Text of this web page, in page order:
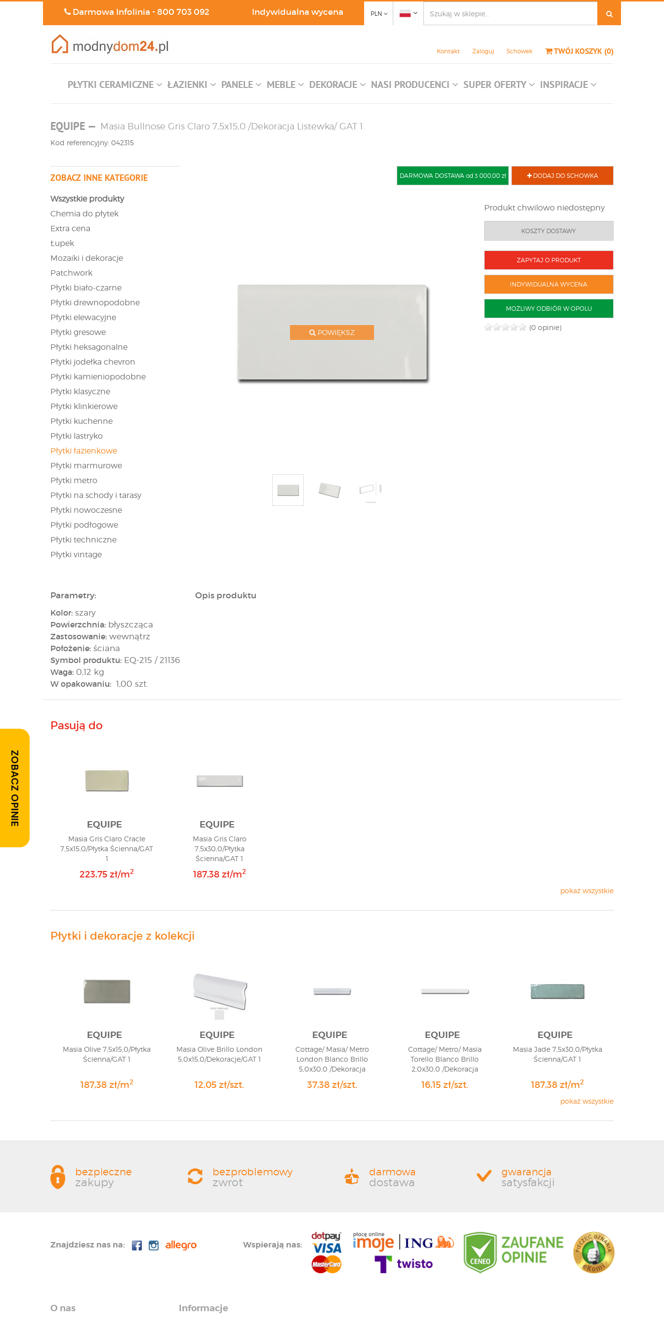
Darmowa Infolinia -800 703 092 Indywidualna wycena PLN
Kontakt Zaloguj Schowek TWÓJ KOSZYK (0)
PŁYTKI CERAMICZNE ŁAZIENKI PANELE MEBLE DEKORACJE NASI PRODUCENCI SUPER OFERTY INSPIRACJE
EQUIPE — Masia Bullnose Gris Claro 7,5x15,0 /Dekoracja Listewka/ GAT 1
Kod referencyjny: 042315
ZOBACZ INNE KATEGORIE
Wszystkie produkty
Chemia do płytek
Extra cena
Łupek
Mozaiki i dekoracje
Patchwork
Płytki biało-czarne
Płytki drewnopodobne
Płytki elewacyjne
Płytki gresowe
Płytki heksagonalne
Płytki jodełka chevron
Płytki kamieniopodobne
Płytki klasyczne
Płytki klinkierowe
Płytki kuchenne
Płytki lastryko
Płytki łazienkowe
Płytki marmurowe
Płytki metro
Płytki na schody i tarasy
Płytki nowoczesne
Płytki podłogowe
Płytki techniczne
Płytki vintage
DODAJ DO SCHOWKA
DARMOWA DOSTAWA od 3 000,00 zł
POWIĘKSZ
Produkt chwilowo niedostępny
KOSZTY DOSTAWY
ZAPYTAJ O PRODUKT
INDYWIDUALNA WYCENA
MOŻLIWY ODBIÓR W OPOLU
(0 opinie)
Parametry:
Kolor: szary
Powierzchnia: błyszcząca
Zastosowanie: wewnątrz
Położenie: ściana
Symbol produktu: EQ-215 / 21136
Waga: 0,12 kg
W opakowaniu: 1,00 szt.
Opis produktu
Pasują do
EQUIPE
Masia Gris Claro Cracle
7,5x15,0/Płytka Ścienna/GAT
1
223,75 zł/m2
EQUIPE
Masia Gris Claro
7,5x30,0/Płytka
Ścienna/GAT 1
187,38 zł/m2
pokaż wszystkie
Płytki i dekoracje z kolekcji
EQUIPE
Masia Olive 7,5x15,0/Płytka
Ścienna/GAT 1
187,38 zł/m2
EQUIPE
Masia Olive Brillo London
5,0x15,0/Dekoracje/GAT 1
12,05 zł/szt.
EQUIPE
Cottage/ Masia/ Metro
London Blanco Brillo
5,0x30,0 /Dekoracja
Listewka/ GAT 1
37,38 zł/szt.
EQUIPE
Cottage/ Metro/ Masia
Torello Blanco Brillo
2,0x30,0 /Dekoracja
Listewka/ GAT 1
16,15 zł/szt.
EQUIPE
Masia Jade 7,5x30,0/Płytka
Ścienna/GAT 1
187,38 zł/m2
pokaż wszystkie
ZOBACZ OPINIE
bezpieczne
zakupy
bezproblemowy
zwrot
darmowa
dostawa
gwarancja
satysfakcji
Wspierają nas:
Znajdziesz nas na:
O nas Informacje